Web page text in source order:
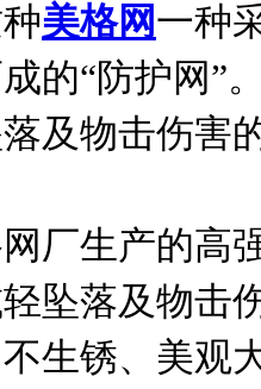
美格网一种
的“防护网”
及物击伤害
厂生产的高
坠落及物击
生锈、美观